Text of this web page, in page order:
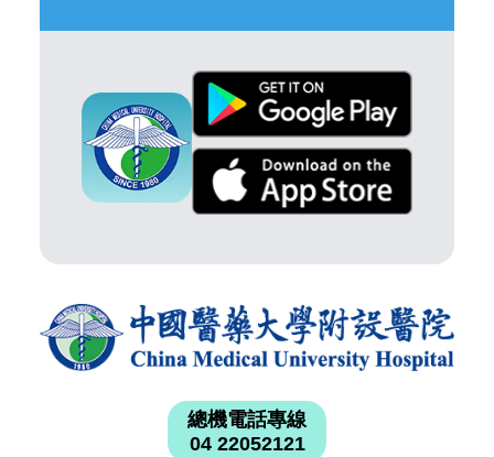
總機電話專線
04 22052121